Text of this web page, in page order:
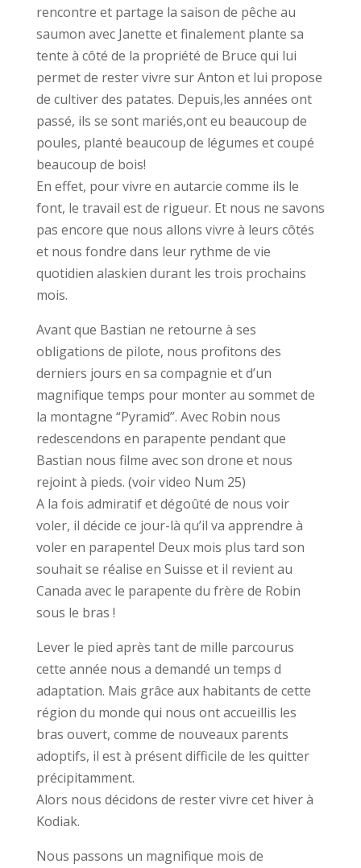
rencontre et partage la saison de pêche au
saumon avec Janette et finalement plante sa
tente à côté de la propriété de Bruce qui lui
permet de rester vivre sur Anton et lui propose
de cultiver des patates. Depuis,les années ont
passé, ils se sont mariés,ont eu beaucoup de
poules, planté beaucoup de légumes et coupé
beaucoup de bois!
En effet, pour vivre en autarcie comme ils le
font, le travail est de rigueur. Et nous ne savons
pas encore que nous allons vivre à leurs côtés
et nous fondre dans leur rythme de vie
quotidien alaskien durant les trois prochains
mois.
Avant que Bastian ne retourne à ses
obligations de pilote, nous profitons des
derniers jours en sa compagnie et d’un
magnifique temps pour monter au sommet de
la montagne “Pyramid”. Avec Robin nous
redescendons en parapente pendant que
Bastian nous filme avec son drone et nous
rejoint à pieds. (voir video Num 25)
A la fois admiratif et dégoûté de nous voir
voler, il décide ce jour-là qu’il va apprendre à
voler en parapente! Deux mois plus tard son
souhait se réalise en Suisse et il revient au
Canada avec le parapente du frère de Robin
sous le bras !
Lever le pied après tant de mille parcourus
cette année nous a demandé un temps d
adaptation. Mais grâce aux habitants de cette
région du monde qui nous ont accueillis les
bras ouvert, comme de nouveaux parents
adoptifs, il est à présent difficile de les quitter
précipitamment.
Alors nous décidons de rester vivre cet hiver à
Kodiak.
Nous passons un magnifique mois de